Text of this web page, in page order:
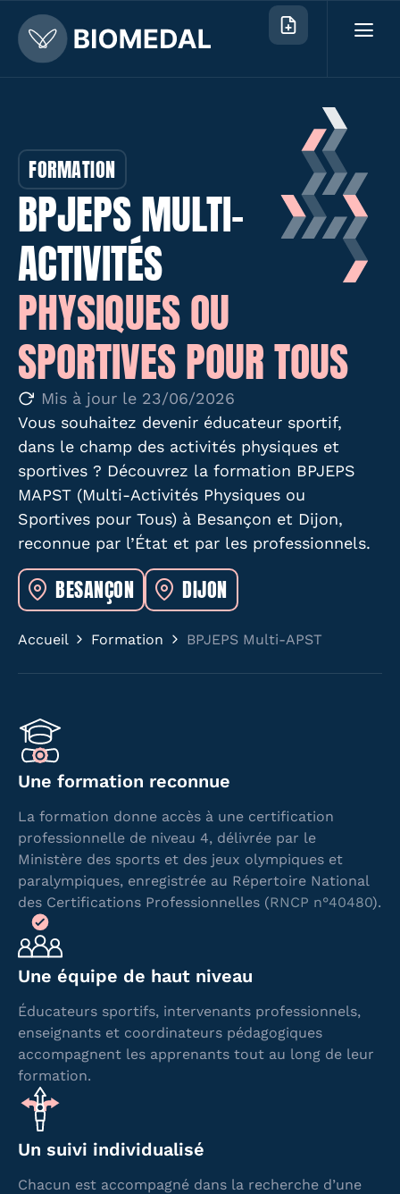
FORMATION
BPJEPS MULTI-
ACTIVITÉS
PHYSIQUES OU
SPORTIVES POUR TOUS
Mis à jour le 23/06/2026
Vous souhaitez devenir éducateur sportif,
dans le champ des activités physiques et
sportives ? Découvrez la formation BPJEPS
MAPST (Multi-Activités Physiques ou
Sportives pour Tous) à Besançon et Dijon,
reconnue par l’État et par les professionnels.
BESANÇON DIJON
Accueil Formation BPJEPS Multi-APST
Une formation reconnue
La formation donne accès à une certification
professionnelle de niveau 4, délivrée par le
Ministère des sports et des jeux olympiques et
paralympiques, enregistrée au Répertoire National
des Certifications Professionnelles (RNCP n°40480).
Une équipe de haut niveau
Éducateurs sportifs, intervenants professionnels,
enseignants et coordinateurs pédagogiques
accompagnent les apprenants tout au long de leur
formation.
Un suivi individualisé
Chacun est accompagné dans la recherche d’une